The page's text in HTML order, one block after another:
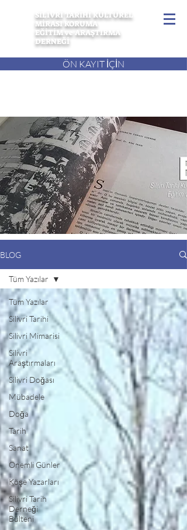
SİLİVRİ TARİHİ KÜLTÜREL
MİRASI KORUMA
EĞİTİM ve ARAŞTIRMA
DERNEĞİ
ÖN KAYIT İÇİN
BLOG
Tüm Yazılar
Silivri Tarihi
Silivri Mimarisi
Silivri
Araştırmaları
Silivri Doğası
Mübadele
Doğa
Tarih
Sanat
Önemli Günler
Köşe Yazarları
Silivri Tarih
Derneği
Bülteni
Tüm Yazılar